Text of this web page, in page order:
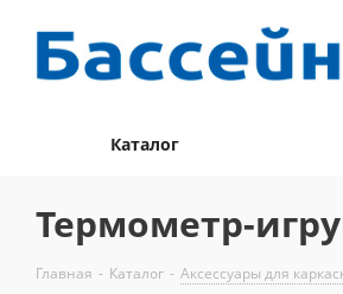
Каталог
Термометр-
Главная - Каталог - Аксессуары для